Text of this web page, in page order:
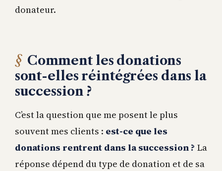
donateur.
Comment les donations
sont-elles réintégrées dans la
succession ?
C’est la question que me posent le plus
souvent mes clients : est-ce que les
donations rentrent dans la succession ? La
réponse dépend du type de donation et de sa